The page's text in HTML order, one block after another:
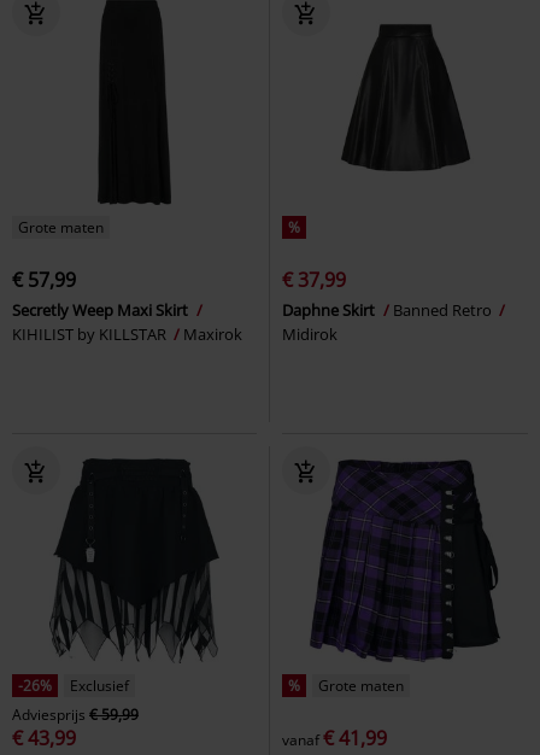
Grote maten
€ 57,99
Secretly Weep Maxi Skirt
KIHILIST by KILLSTAR
Maxirok
%
€ 37,99
Daphne Skirt
Banned Retro
Midirok
-26%
Exclusief
Adviesprijs € 59,99
€ 43,99
% Grote maten
vanaf€ 41,99